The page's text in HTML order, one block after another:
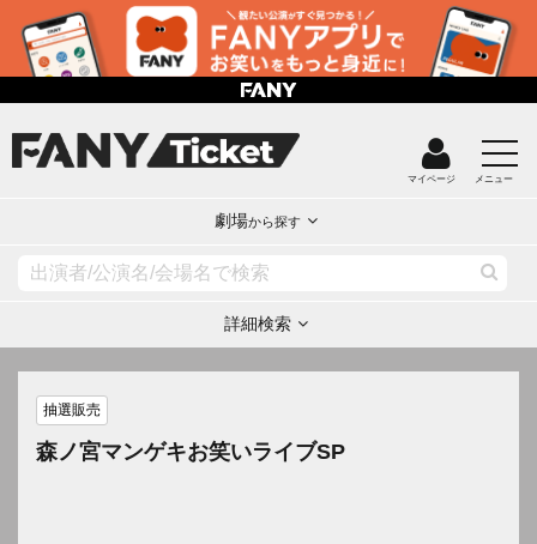
マイページ メニュー
劇場から探す
詳細検索
抽選販売
森ノ宮マンゲキお笑いライブSP